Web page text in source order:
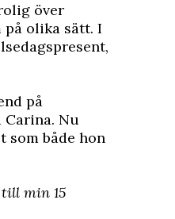
över
på olika sätt. I
på
Nu
som både hon
min 15